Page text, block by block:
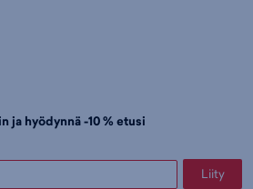
ja hyödynnä -10 % etusi
Liity